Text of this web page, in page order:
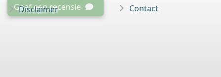
Geef een recensie
Disclaimer
Contact